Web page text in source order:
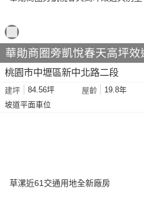
華勛商圈旁凱悅春天高坪效
桃園市中壢區新中北路二段
建坪 84.56坪 屋齡 19.8年
坡道平面車位